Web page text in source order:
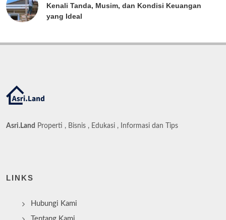
Kenali Tanda, Musim, dan Kondisi Keuangan
yang Ideal
Asri.Land Properti , Bisnis , Edukasi , Informasi dan Tips
LINKS
Hubungi Kami